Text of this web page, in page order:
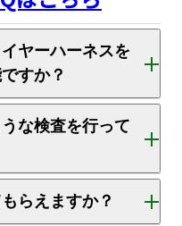
ヤーハーネスを
すか？
な検査を行って
らえますか？